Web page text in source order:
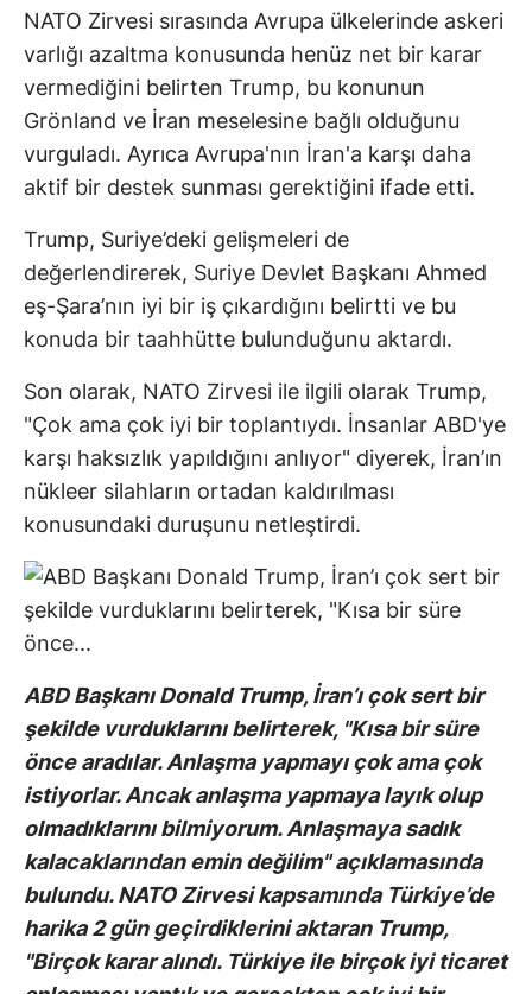
NATO Zirvesi sırasında Avrupa ülkelerinde askeri
varlığı azaltma konusunda henüz net bir karar
vermediğini belirten Trump, bu konunun
Grönland ve İran meselesine bağlı olduğunu
vurguladı. Ayrıca Avrupa'nın İran'a karşı daha
aktif bir destek sunması gerektiğini ifade etti.
Trump, Suriye’deki gelişmeleri de
değerlendirerek, Suriye Devlet Başkanı Ahmed
eş-Şara’nın iyi bir iş çıkardığını belirtti ve bu
konuda bir taahhütte bulunduğunu aktardı.
Son olarak, NATO Zirvesi ile ilgili olarak Trump,
"Çok ama çok iyi bir toplantıydı. İnsanlar ABD'ye
karşı haksızlık yapıldığını anlıyor" diyerek, İran’ın
nükleer silahların ortadan kaldırılması
konusundaki duruşunu netleştirdi.
ABD Başkanı Donald Trump, İran’ı çok sert bir
şekilde vurduklarını belirterek, "Kısa bir süre
önce aradılar. Anlaşma yapmayı çok ama çok
istiyorlar. Ancak anlaşma yapmaya layık olup
olmadıklarını bilmiyorum. Anlaşmaya sadık
kalacaklarından emin değilim" açıklamasında
bulundu. NATO Zirvesi kapsamında Türkiye’de
harika 2 gün geçirdiklerini aktaran Trump,
"Birçok karar alındı. Türkiye ile birçok iyi ticaret